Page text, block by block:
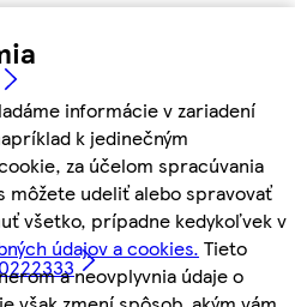
informácie v zariadení
k jedinečným
za účelom spracúvania
môžete udeliť alebo spravovať
všetko, prípadne kedykoľvek v
údajov a cookies. Tieto
a neovplyvnia údaje o